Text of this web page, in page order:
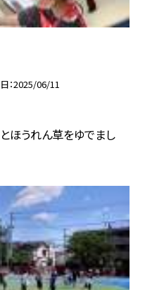
2025/06/11
ほうれん草をゆでまし